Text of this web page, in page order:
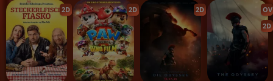
2D 2D 2D
OV
2D